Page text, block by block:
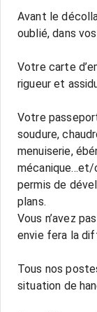
Avant le
oublié, dans
Votre carte
rigueur et
Votre
soudure,
menuiserie,
permis de
plans.
Vous n’avez
envie fera la
Tous nos
situation de